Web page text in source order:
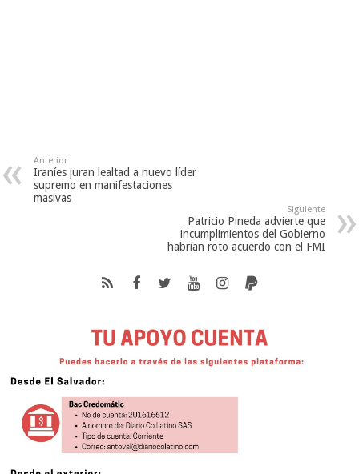
Anterior
Iraníes juran lealtad a nuevo líder
supremo en manifestaciones
masivas
Siguiente
Patricio Pineda advierte que
incumplimientos del Gobierno
habrían roto acuerdo con el FMI